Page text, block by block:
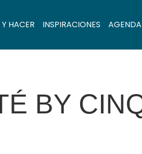
HACER INSPIRACIONES AGENDA
BY